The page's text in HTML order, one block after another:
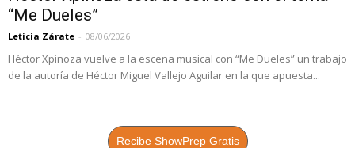
“Me Dueles”
Leticia Zárate - 08/06/2026
Héctor Xpinoza vuelve a la escena musical con “Me Dueles” un trabajo
de la autoría de Héctor Miguel Vallejo Aguilar en la que apuesta...
Recibe ShowPrep Gratis